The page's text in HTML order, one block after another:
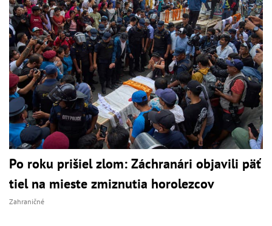
Po roku prišiel zlom: Záchranári objavili päť
tiel na mieste zmiznutia horolezcov
Zahraničné